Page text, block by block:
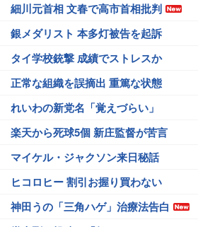
細川元首相 文春で高市首相批判
銀メダリスト 本多灯被告を起訴
タイ学校銃撃 成績でストレスか
正常な組織を誤摘出 重篤な状態
れいわの新党名「覚えづらい」
楽天から死球5個 新庄監督が苦言
マイケル・ジャクソン来日秘話
ヒコロヒー 割引お握り買わない
神田うの「三角ハゲ」治療法告白